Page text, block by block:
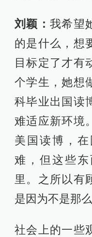
刘颖： 我希望
的是什么，想
目标定了才有
个学生，她想
科毕业出国读
难适应新环境
美国读博，
难，但这些
里。之所以有
是因为不是那
社会上的一些